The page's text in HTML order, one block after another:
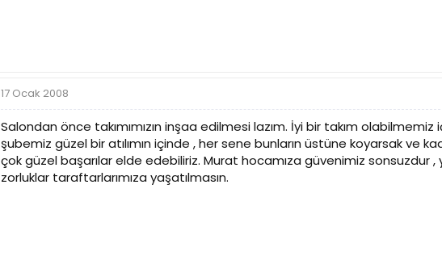
17 Ocak 2008
Salondan önce takımımızın inşaa edilmesi lazım. İyi bir takım
şubemiz güzel bir atılımın içinde , her sene bunların üstüne koyarsak ve
çok güzel başarılar elde edebiliriz. Murat hocamıza güvenimiz
zorluklar taraftarlarımıza yaşatılmasın.